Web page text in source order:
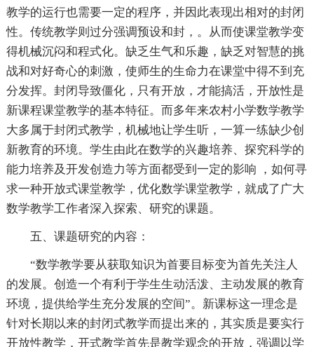
教学的运行也需要一定的程序，并因此表现出相对的封闭
性。传统教学则过分强调预设和封，。从而使课堂教学变
得机械沉闷和程式化。缺乏生气和乐趣，缺乏对智慧的挑
战和对好奇心的刺激，使师生的生命力在课堂中得不到充
分发挥。封闭导致僵化，只有开放，才能搞活，开放性是
新课程课堂教学的基本特征。而多年来农村小学数学教学
大多属于封闭式教学，机械地让学生听，一算一练缺少创
新教育的环境。学生由此在数学的兴趣培养、探究科学的
能力培养及开发创造力等方面都受到一定的影响 ，如何寻
求一种开放式课堂教学，优化数学课堂教学，就成了广大
数学教学工作者深入探索、研究的课题。
五、课题研究的内容：
“数学教学要从获取知识为首要目标变为首先关注人
的发展。创造一个有利于学生生动活泼、主动发展的教育
环境，提供给学生充分发展的空间”。新课标这一理念是
针对长期以来的封闭式教学而提出来的，其实质是要实行
开放性教学，开式教学首先是教学观念的开放，强调以学